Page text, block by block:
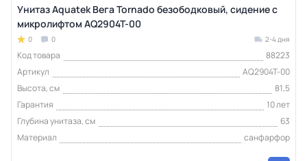
Унитаз Aquatek Вега Tornado безободковый, сидение с
микролифтом AQ2904T-00
0 0 2-4 дня
Код товара
88223
Артикул
AQ2904T-00
Высота, см
81,5
Гарантия
10 лет
Глубина унитаза, см
63
Материал
санфарфор